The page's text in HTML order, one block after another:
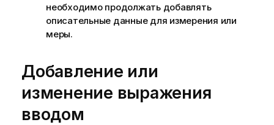
необходимо продолжать добавлять
описательные данные для измерения или
меры.
Добавление или
изменение выражения
вводом